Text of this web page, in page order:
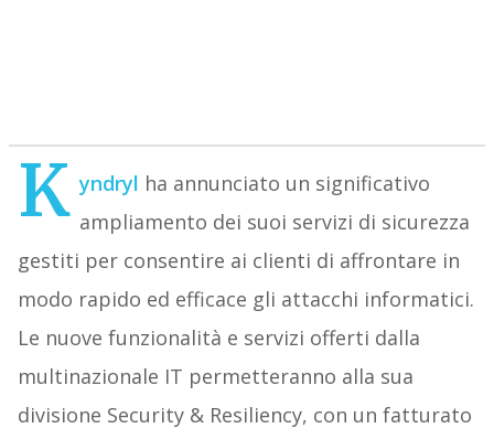
K yndryl ha annunciato un significativo
ampliamento dei suoi servizi di sicurezza
gestiti per consentire ai clienti di affrontare in
modo rapido ed efficace gli attacchi informatici.
Le nuove funzionalità e servizi offerti dalla
multinazionale IT permetteranno alla sua
divisione Security & Resiliency, con un fatturato